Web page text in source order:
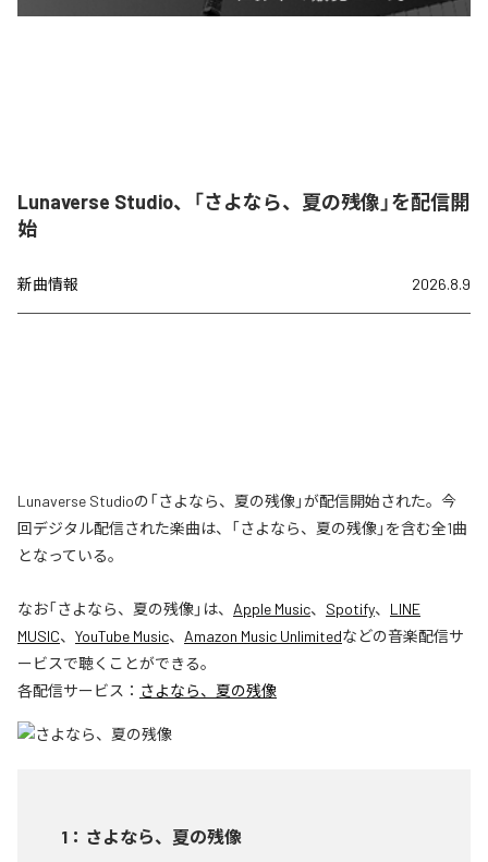
Lunaverse Studio、「さよなら、夏の残像」を配信開
始
新曲情報 2026.8.9
Lunaverse Studioの「さよなら、夏の残像」が配信開始された。今
回デジタル配信された楽曲は、「さよなら、夏の残像」を含む全1曲
となっている。
なお「さよなら、夏の残像」は、 Apple Music、 Spotify、 LINE
MUSIC、 YouTube Music、 Amazon Music Unlimitedなどの音楽配信サ
ービスで聴くことができる。
各配信サービス： さよなら、夏の残像
1 ： さよなら、夏の残像